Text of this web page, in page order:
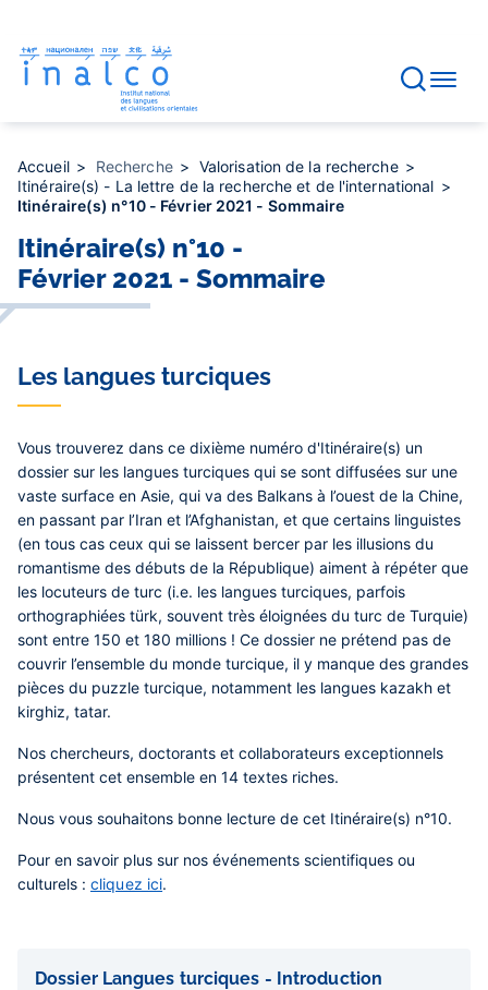
contenu
principal
Accueil Recherche
Valorisation de la recherche
Itinéraire(s) - La lettre de la recherche et de l'international
Itinéraire(s) n°10 - Février 2021 - Sommaire
Itinéraire(s) n°10 -
Février 2021 - Sommaire
Les langues turciques
Vous trouverez dans ce dixième numéro d'Itinéraire(s) un
dossier sur les langues turciques qui se sont diffusées sur une
vaste surface en Asie, qui va des Balkans à l’ouest de la Chine,
en passant par l’Iran et l’Afghanistan, et que certains linguistes
(en tous cas ceux qui se laissent bercer par les illusions du
romantisme des débuts de la République) aiment à répéter que
les locuteurs de turc (i.e. les langues turciques, parfois
orthographiées türk, souvent très éloignées du turc de Turquie)
sont entre 150 et 180 millions ! Ce dossier ne prétend pas de
couvrir l’ensemble du monde turcique, il y manque des grandes
pièces du puzzle turcique, notamment les langues kazakh et
kirghiz, tatar.
Nos chercheurs, doctorants et collaborateurs exceptionnels
présentent cet ensemble en 14 textes riches.
Nous vous souhaitons bonne lecture de cet Itinéraire(s) n°10.
Pour en savoir plus sur nos événements scientifiques ou
culturels : cliquez ici.
deDossier Langues turciques - Introduction